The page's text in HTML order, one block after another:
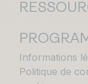
Informations
Politique de